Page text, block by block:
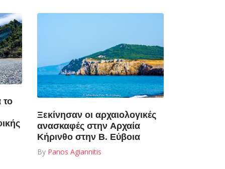
το
Ξεκίνησαν οι αρχαιολογικές
ανασκαφές στην Αρχαία
Κήρινθο στην Β. Εύβοια
By Panos Agiannitis